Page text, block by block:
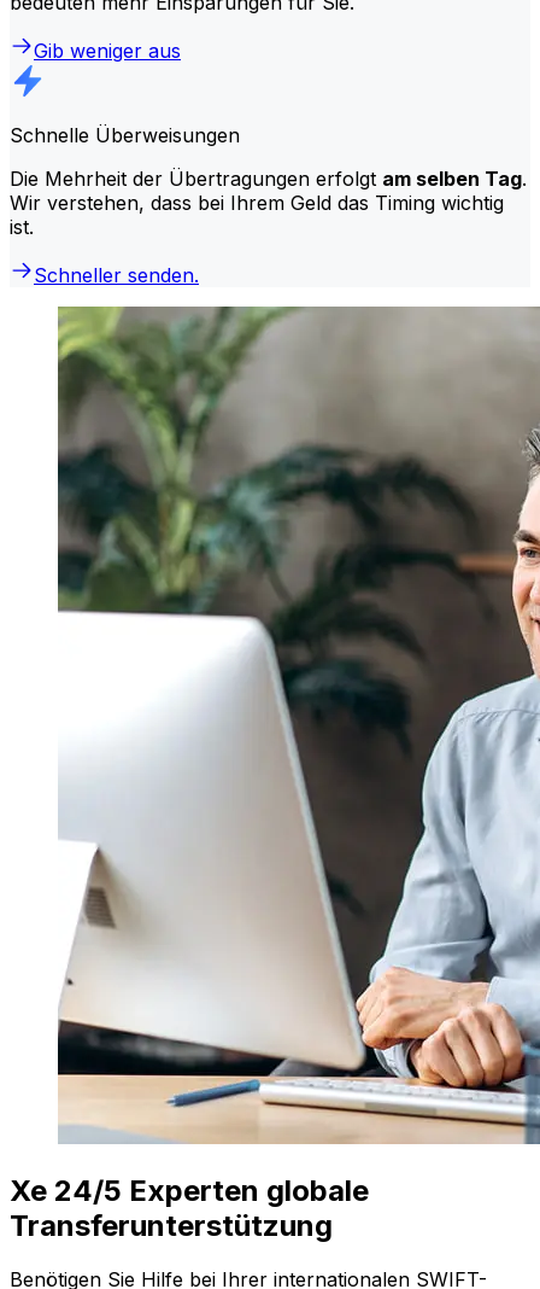
Gib weniger aus
Schnelle Überweisungen
Die Mehrheit der Übertragungen erfolgt am selben Tag.
Wir verstehen, dass bei Ihrem Geld das Timing wichtig
ist.
Schneller senden.
Xe 24/5 Experten globale
Transferunterstützung
Benötigen Sie Hilfe bei Ihrer internationalen SWIFT-